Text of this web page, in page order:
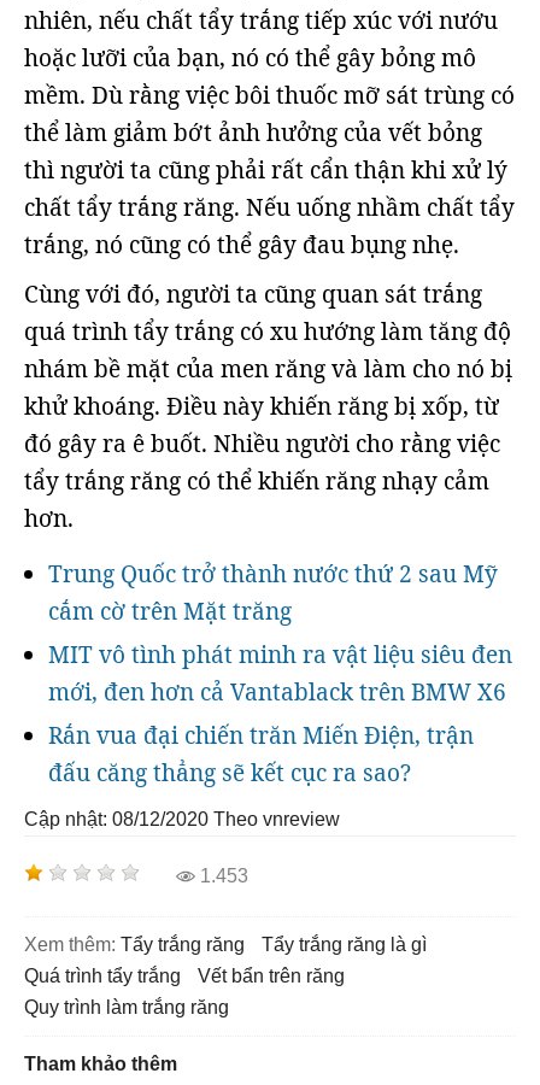
nhiên, nếu chất tẩy trắng tiếp xúc với nướu
hoặc lưỡi của bạn, nó có thể gây bỏng mô
mềm. Dù rằng việc bôi thuốc mỡ sát trùng có
thể làm giảm bớt ảnh hưởng của vết bỏng
thì người ta cũng phải rất cẩn thận khi xử lý
chất tẩy trắng răng. Nếu uống nhầm chất tẩy
trắng, nó cũng có thể gây đau bụng nhẹ.
Cùng với đó, người ta cũng quan sát trắng
quá trình tẩy trắng có xu hướng làm tăng độ
nhám bề mặt của men răng và làm cho nó bị
khử khoáng. Điều này khiến răng bị xốp, từ
đó gây ra ê buốt. Nhiều người cho rằng việc
tẩy trắng răng có thể khiến răng nhạy cảm
hơn.
Trung Quốc trở thành nước thứ 2 sau Mỹ
cắm cờ trên Mặt trăng
MIT vô tình phát minh ra vật liệu siêu đen
mới, đen hơn cả Vantablack trên BMW X6
Rắn vua đại chiến trăn Miến Điện, trận
đấu căng thẳng sẽ kết cục ra sao?
Cập nhật: 08/12/2020 Theo vnreview
1.453
Xem thêm: tẩy trắng răng
tẩy trắng răng là gì
quá trình tẩy trắng
vết bẩn trên răng
quy trình làm trắng răng
Tham khảo thêm